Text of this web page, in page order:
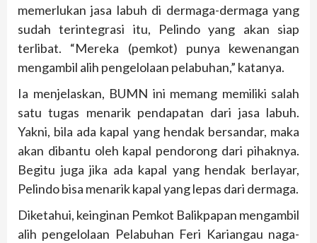
memerlukan jasa labuh di dermaga-dermaga yang
sudah terintegrasi itu, Pelindo yang akan siap
terlibat. “Mereka (pemkot) punya kewenangan
mengambil alih pengelolaan pelabuhan,” katanya.
Ia menjelaskan, BUMN ini memang memiliki salah
satu tugas menarik pendapatan dari jasa labuh.
Yakni, bila ada kapal yang hendak bersandar, maka
akan dibantu oleh kapal pendorong dari pihaknya.
Begitu juga jika ada kapal yang hendak berlayar,
Pelindo bisa menarik kapal yang lepas dari dermaga.
Diketahui, keinginan Pemkot Balikpapan mengambil
alih pengelolaan Pelabuhan Feri Kariangau naga-